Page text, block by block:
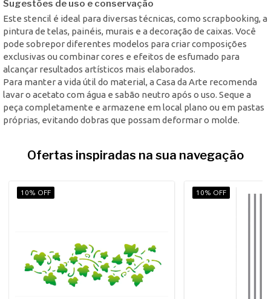
Sugestões de uso e conservação
Este stencil é ideal para diversas técnicas, como scrapbooking, a
pintura de telas, painéis, murais e a decoração de caixas. Você
pode sobrepor diferentes modelos para criar composições
exclusivas ou combinar cores e efeitos de esfumado para
alcançar resultados artísticos mais elaborados.
Para manter a vida útil do material, a Casa da Arte recomenda
lavar o acetato com água e sabão neutro após o uso. Seque a
peça completamente e armazene em local plano ou em pastas
próprias, evitando dobras que possam deformar o molde.
Ofertas inspiradas na sua navegação
10% OFF 10% OFF